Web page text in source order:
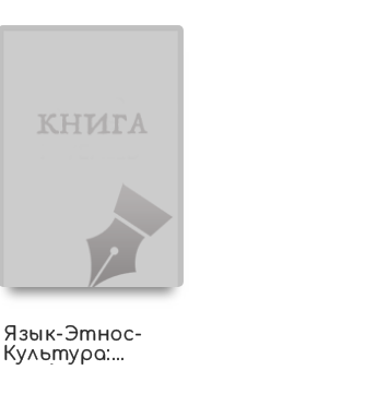
Язык-Этнос-
Культура: